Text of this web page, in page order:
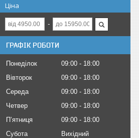
Ціна
ГРАФІК РОБОТИ
Понеділок 09:00
18:00
Вівторок
09:00
18:00
Середа
09:00
18:00
Четвер
09:00
18:00
Пʼятниця
09:00
18:00
Субота
Вихідний